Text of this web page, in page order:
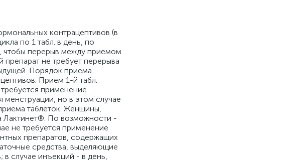
контрацептивов (в
по 1 табл. в день, по
чтобы перерыв между приемом
не требует перерыва
Порядок приема
Прием 1-й табл.
применение
но в этом случае
таблеток. Женщины,
Лактинет®. По возможности -
не требуется применение
препаратов, содержащих
средства, выделяющие
случае инъекций - в день,